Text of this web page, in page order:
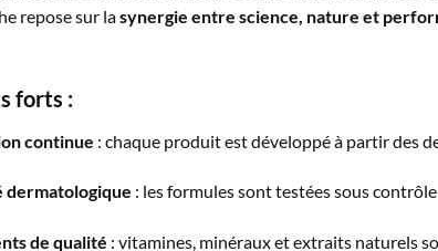
repose sur lasynergie entre science, nature et
forts :
continue : chaque produit est développé à partir des
dermatologique : les formules sont testées sous
de qualité : vitamines, minéraux et extraits naturels